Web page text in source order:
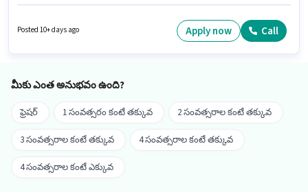
అనుభవం ఉన్న వారికి కోసం, నెల జీతం ₹60000 ఉంటుంది. ఇది Full Time ఉద్యోగం,
ఇందులో DAY shift మరియు వారానికి 6 days working ఉంటాయి.
Posted 10+ days ago Apply now Call
మీకు ఎంత అనుభవం ఉంది?
ఫ్రెషర్ 1 సంవత్సరం కంటే తక్కువ 2 సంవత్సరాల కంటే తక్కువ
3 సంవత్సరాల కంటే తక్కువ 4 సంవత్సరాల కంటే తక్కువ
4 సంవత్సరాల కంటే ఎక్కువ